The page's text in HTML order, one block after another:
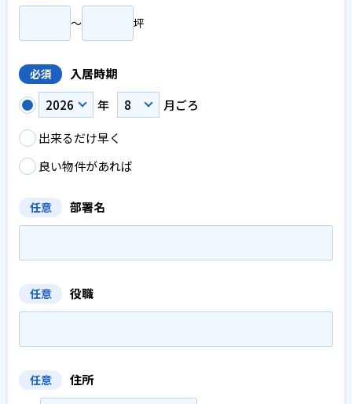
〜 坪
必須
入居時期
年
月ごろ
出来るだけ早く
良い物件があれば
任意 部署名
任意 役職
任意 住所